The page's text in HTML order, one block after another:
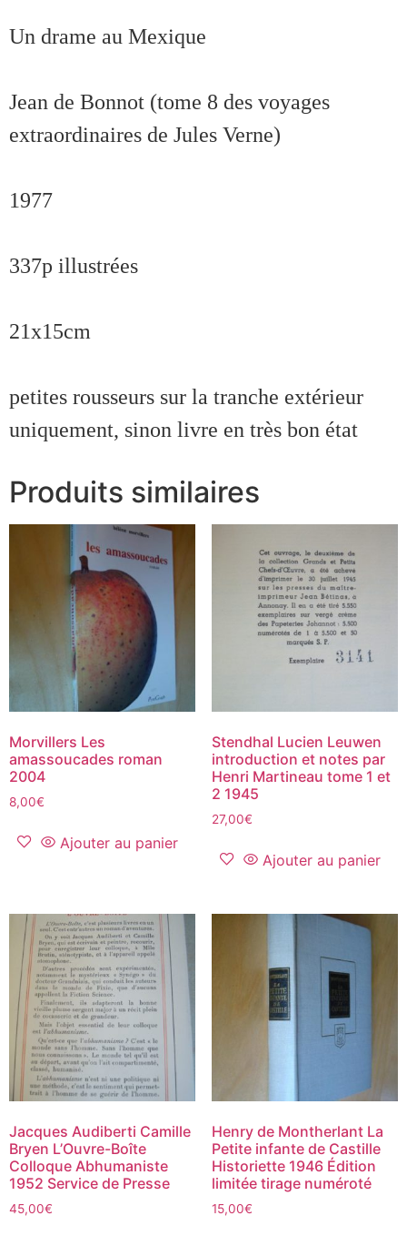
Un drame au Mexique
Jean de Bonnot (tome 8 des voyages
extraordinaires de Jules Verne)
1977
337p illustrées
21x15cm
petites rousseurs sur la tranche extérieur
uniquement, sinon livre en très bon état
Produits similaires
Morvillers Les
amassoucades roman
2004
8,00€
Ajouter au panier
Stendhal Lucien Leuwen
introduction et notes par
Henri Martineau tome 1 et
2 1945
27,00€
Ajouter au panier
Jacques Audiberti Camille
Bryen L’Ouvre-Boîte
Colloque Abhumaniste
1952 Service de Presse
45,00€
Henry de Montherlant La
Petite infante de Castille
Historiette 1946 Édition
limitée tirage numéroté
15,00€